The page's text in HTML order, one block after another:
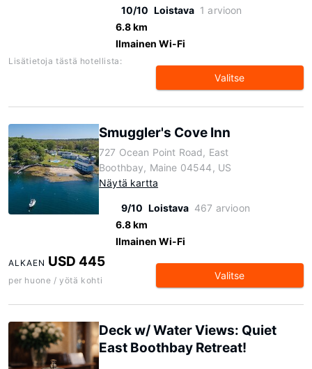
10/10 Loistava 1 arvioon
6.8 km
Ilmainen Wi-Fi
Lisätietoja tästä hotellista:
Valitse
Smuggler's Cove Inn
727 Ocean Point Road, East
Boothbay, Maine 04544, US
Näytä kartta
9/10 Loistava 467 arvioon
6.8 km
Ilmainen Wi-Fi
ALKAEN USD 445
per huone / yötä kohti Valitse
Deck w/ Water Views: Quiet
East Boothbay Retreat!